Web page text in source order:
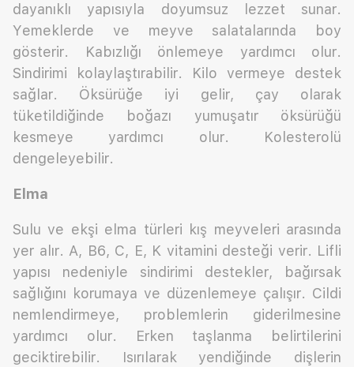
dayanıklı yapısıyla doyumsuz lezzet sunar.
Yemeklerde ve meyve salatalarında boy
gösterir. Kabızlığı önlemeye yardımcı olur.
Sindirimi kolaylaştırabilir. Kilo vermeye destek
sağlar. Öksürüğe iyi gelir, çay olarak
tüketildiğinde boğazı yumuşatır öksürüğü
kesmeye yardımcı olur. Kolesterolü
dengeleyebilir.
Elma
Sulu ve ekşi elma türleri kış meyveleri arasında
yer alır. A, B6, C, E, K vitamini desteği verir. Lifli
yapısı nedeniyle sindirimi destekler, bağırsak
sağlığını korumaya ve düzenlemeye çalışır. Cildi
nemlendirmeye, problemlerin giderilmesine
yardımcı olur. Erken taşlanma belirtilerini
geciktirebilir. Isırılarak yendiğinde dişlerin